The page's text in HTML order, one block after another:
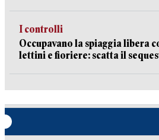
I controlli
Occupavano la spiaggia libera
lettini e fioriere: scatta il